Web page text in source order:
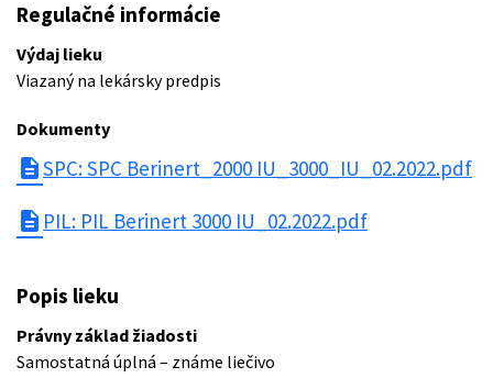
Regulačné informácie
Výdaj lieku
Viazaný na lekársky predpis
Dokumenty
descriptionSPC: SPC Berinert_2000 IU_3000_IU_02.2022.pdf
description PIL: PIL Berinert 3000 IU_02.2022.pdf
Popis lieku
Právny základ žiadosti
Samostatná úplná – známe liečivo